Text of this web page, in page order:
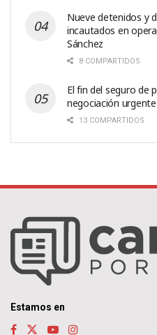
Nueve detenidos y
incautados en
Sánchez
8 COMPARTIDOS
El fin del seguro de
negociación
13 COMPARTIDOS
Estamos en